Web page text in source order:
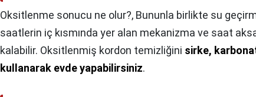
Oksitlenme sonucu ne olur?, Bununla birlikte su
saatlerin iç kısmında yer alan mekanizma ve saat
kalabilir. Oksitlenmiş kordon temizliğini sirke,
kullanarak evde yapabilirsiniz.